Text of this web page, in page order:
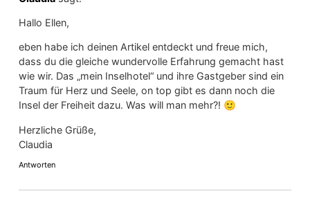
Hallo Ellen,
eben habe ich deinen Artikel entdeckt und freue mich,
dass du die gleiche wundervolle Erfahrung gemacht hast
wie wir. Das „mein Inselhotel“ und ihre Gastgeber sind ein
Traum für Herz und Seele, on top gibt es dann noch die
Insel der Freiheit dazu. Was will man mehr?! 🙂
Herzliche Grüße,
Claudia
Antworten